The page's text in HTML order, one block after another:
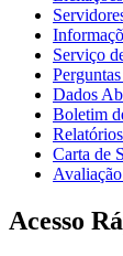
Serviço
Dados
Boletim
Carta de
Acesso